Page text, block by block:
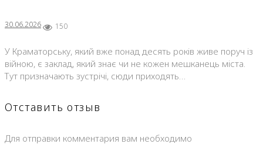
30.06.2026 150
У Краматорську, який вже понад десять років живе поруч із
війною, є заклад, який знає чи не кожен мешканець міста.
Тут призначають зустрічі, сюди приходять…
Отставить отзыв
Для отправки комментария вам необходимо